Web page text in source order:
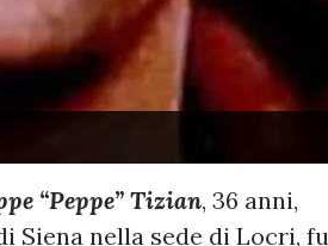
“Peppe” Tizian, 36 anni,
Siena nella sede di Locri, fu